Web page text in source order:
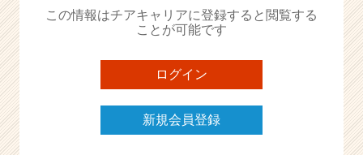
ら
ス
ト
が
届
く
この情報はチアキャリアに登録すると閲覧する
ことが可能です
ログイン
新規会員登録